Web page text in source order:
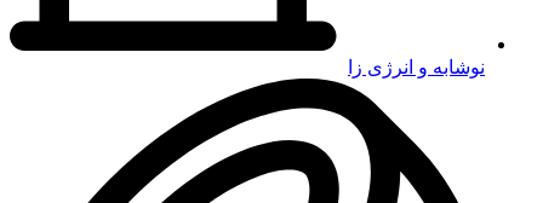
نوشابه و انرژی زا